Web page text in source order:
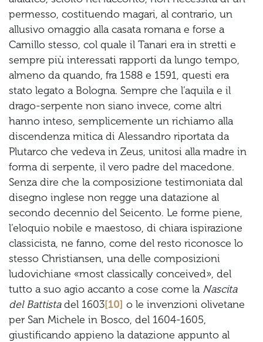
permesso, costituendo magari, al contrario, un
allusivo omaggio alla casata romana e forse a
Camillo stesso, col quale il Tanari era in stretti e
sempre più interessati rapporti da lungo tempo,
almeno da quando, fra 1588 e 1591, questi era
stato legato a Bologna. Sempre che l’aquila e il
drago-serpente non siano invece, come altri
hanno inteso, semplicemente un richiamo alla
discendenza mitica di Alessandro riportata da
Plutarco che vedeva in Zeus, unitosi alla madre in
forma di serpente, il vero padre del macedone.
Senza dire che la composizione testimoniata dal
disegno inglese non regge una datazione al
secondo decennio del Seicento. Le forme piene,
l’eloquio nobile e maestoso, di chiara ispirazione
classicista, ne fanno, come del resto riconosce lo
stesso Christiansen, una delle composizioni
ludovichiane «most classically conceived», del
tutto a suo agio accanto a cose come la Nascita
del Battistadel 1603[10] o le invenzioni olivetane
per San Michele in Bosco, del 1604-1605,
giustificando appieno la datazione appunto al